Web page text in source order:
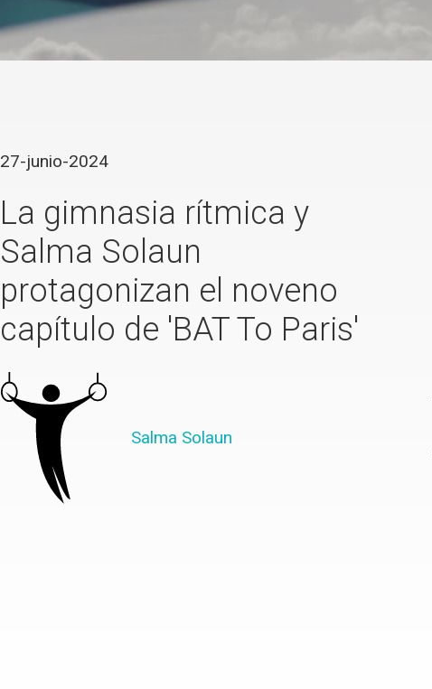
27-junio-2024
La gimnasia rítmica y
Salma Solaun
protagonizan el noveno
capítulo de 'BAT To Paris'
Salma Solaun